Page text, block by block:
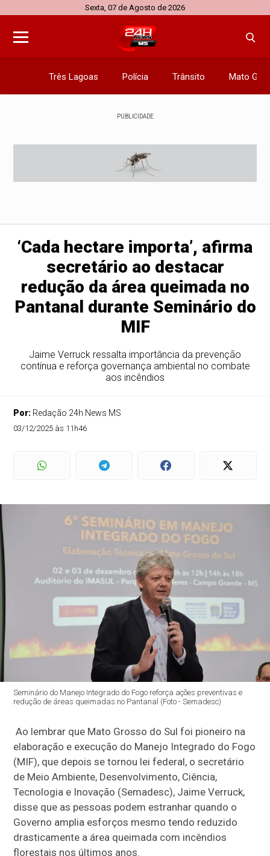
Sexta, 07 de Agosto de 2026
Três Lagoas Polícia Trânsito Mato
PUBLICIDADE
‘Cada hectare importa’, afirma
secretário ao destacar
redução da área queimada no
Pantanal durante Seminário do
MIF
Jaime Verruck ressalta importância da prevenção
contínua e reforça governança ambiental no combate
aos incêndios
Por: Redação 24h News MS
03/12/2025 às 11h46
Seminário do Manejo Integrado do Fogo reforça ações preventivas e
redução de áreas queimadas no Pantanal (Foto - Semadesc)
Ao lembrar que Mato Grosso do Sul foi pioneiro na
elaboração e execução do Manejo Integrado do Fogo
(MIF), que depois se tornou lei federal, o secretário
de Meio Ambiente, Desenvolvimento, Ciência,
Tecnologia e Inovação (Semadesc), Jaime Verruck,
disse que as pessoas podem estranhar quando o
Governo amplia esforços mesmo tendo reduzido
drasticamente a área queimada com incêndios
florestais nos últimos anos.